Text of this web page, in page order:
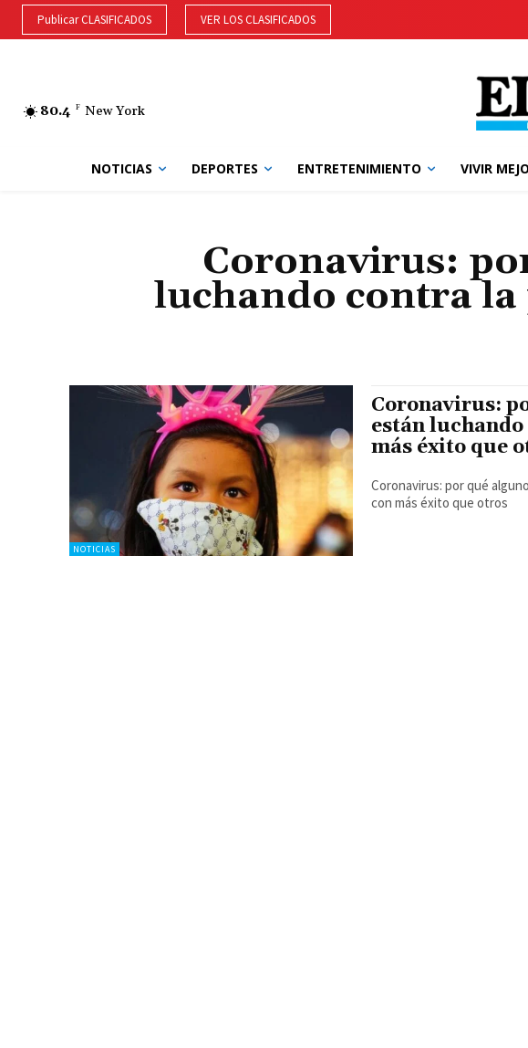
Publicar CLASIFICADOS VER LOS CLASIFICADOS
80.4 F New York
NOTICIAS DEPORTES ENTRETENIMIENTO VIVIR
Coronavirus:
luchando contra la
NOTICIAS
Coronavirus:
están
más éxito que
Coronavirus: por qué
con más éxito que otros